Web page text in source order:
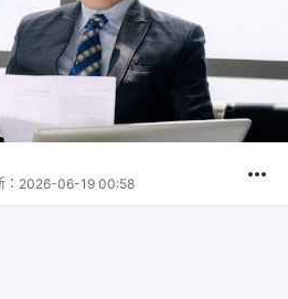
2026-06-19 00:58